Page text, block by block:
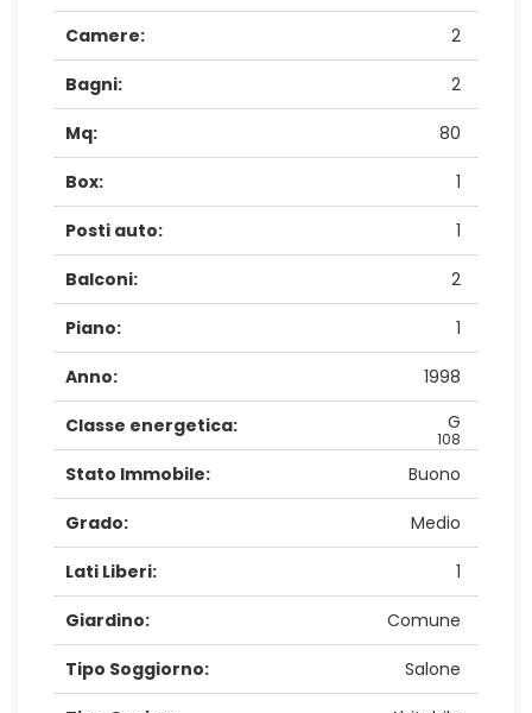
Camere: 2
Bagni: 2
Mq: 80
Box: 1
Posti auto: 1
Balconi: 2
Piano: 1
Anno: 1998
Classe energetica: G
108
Stato Immobile: Buono
Grado: Medio
Lati Liberi: 1
Giardino: Comune
Tipo Soggiorno: Salone